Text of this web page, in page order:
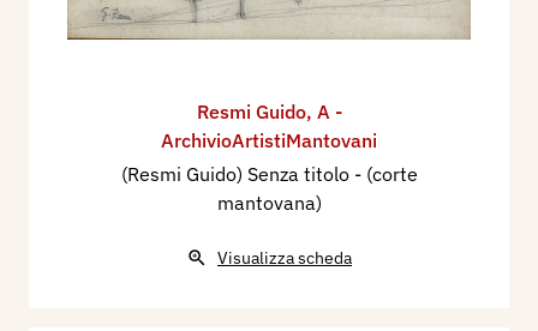
Resmi Guido, A -
ArchivioArtistiMantovani
(Resmi Guido) Senza titolo - (corte
mantovana)
Visualizza scheda